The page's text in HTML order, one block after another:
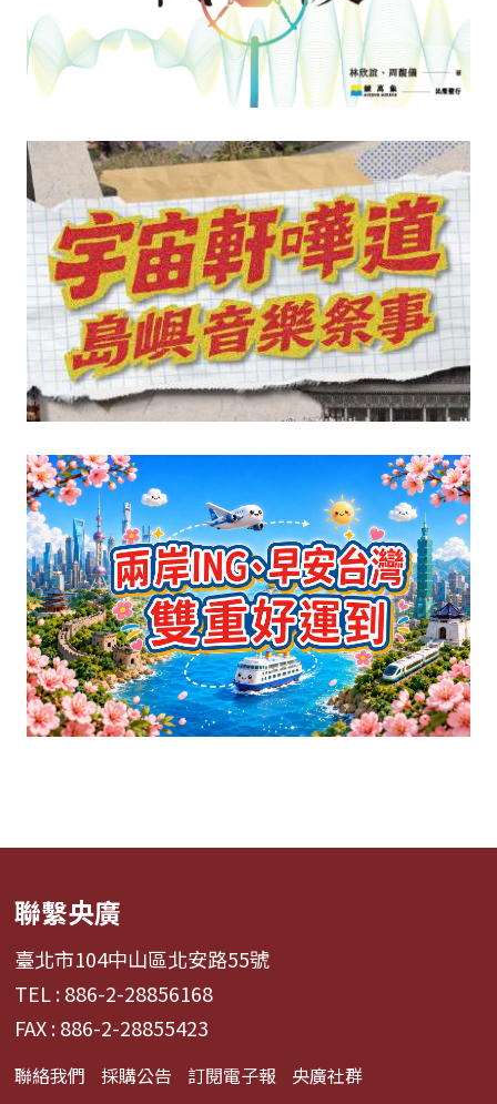
聯繫央廣
臺北市104中山區北安路55號
TEL : 886-2-28856168
FAX : 886-2-28855423
聯絡我們 採購公告 訂閱電子報 央廣社群